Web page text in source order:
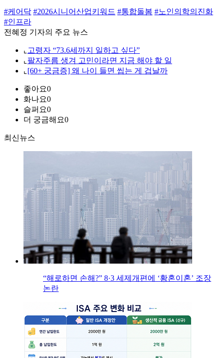
#케어닥 #2026시니어산업키워드 #통합돌봄 #노인의학의진화
#인프라
전혜정 기자의 주요 뉴스
⌞ 고령자 “73.6세까지 일하고 싶다”
⌞ 팔자주름 생겨 고민이라면 지금 해야 할 일
⌞ [60+ 궁금증] 왜 나이 들면 씹는 게 겁날까
좋아요0
화나요0
슬퍼요0
더 궁금해요0
최신뉴스
“해로하면 손해?” 8·3 세제개편에 ‘황혼이혼’ 조장
논란